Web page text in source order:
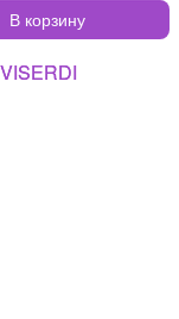
В корзину